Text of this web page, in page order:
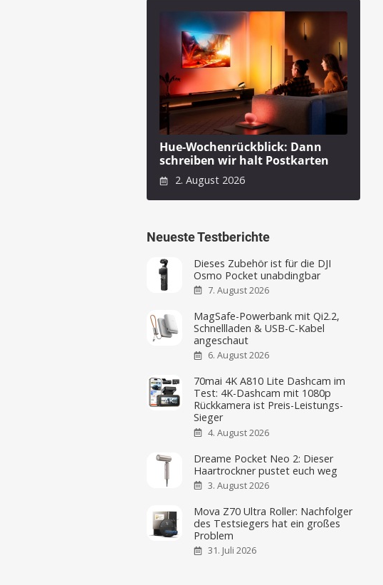
Hue-Wochenrückblick: Dann
schreiben wir halt Postkarten
2. August 2026
Neueste Testberichte
Dieses Zubehör ist für die DJI
Osmo Pocket unabdingbar
7. August 2026
MagSafe-Powerbank mit Qi2.2,
Schnellladen & USB-C-Kabel
angeschaut
6. August 2026
70mai 4K A810 Lite Dashcam im
Test: 4K-Dashcam mit 1080p
Rückkamera ist Preis-Leistungs-
Sieger
4. August 2026
Dreame Pocket Neo 2: Dieser
Haartrockner pustet euch weg
3. August 2026
Mova Z70 Ultra Roller: Nachfolger
des Testsiegers hat ein großes
Problem
31. Juli 2026